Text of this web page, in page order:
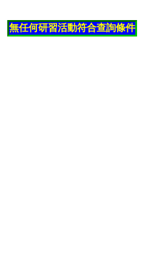
無任何研習活動符合查詢條件